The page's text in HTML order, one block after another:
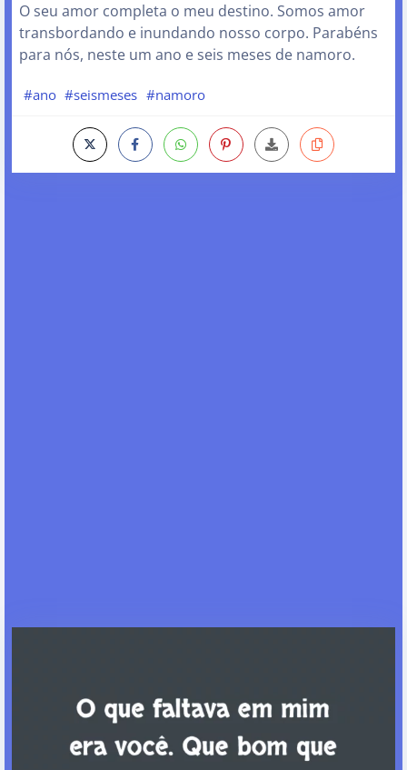
O seu amor completa o meu destino. Somos amor
transbordando e inundando nosso corpo. Parabéns
para nós, neste um ano e seis meses de namoro.
#ano #seismeses #namoro